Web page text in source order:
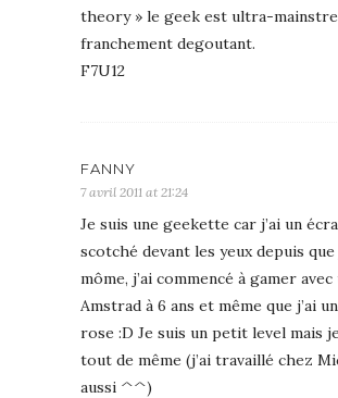
theory » le geek est ultra-
franchement degoutant.
F7U12
FANNY
7 avril 2011 at 21:24
Je suis une geekette car j’ai un
scotché devant les yeux depuis que
môme, j’ai commencé à gamer avec
Amstrad à 6 ans et même que j’ai
rose :D Je suis un petit level mais
tout de même (j’ai travaillé chez
aussi ^^)